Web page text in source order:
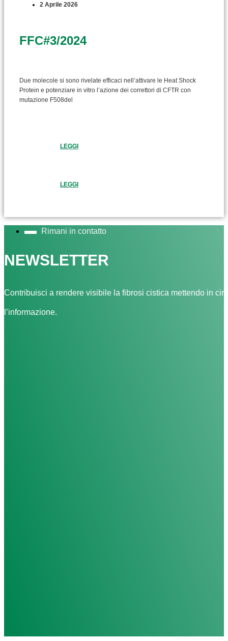
2 Aprile 2026
FFC#3/2024
Due molecole si sono rivelate efficaci nell’attivare le Heat Shock
Protein e potenziare in vitro l’azione dei correttori di CFTR con
mutazione F508del
LEGGI
LEGGI
Rimani in contatto
NEWSLETTER
Contribuisci a rendere visibile la fibrosi cistica mettendo in
l’informazione.